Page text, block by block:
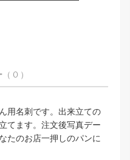
（ 0 ）
用名刺です。出来立ての
てます。注文後写真デー
たのお店一押しのパンに